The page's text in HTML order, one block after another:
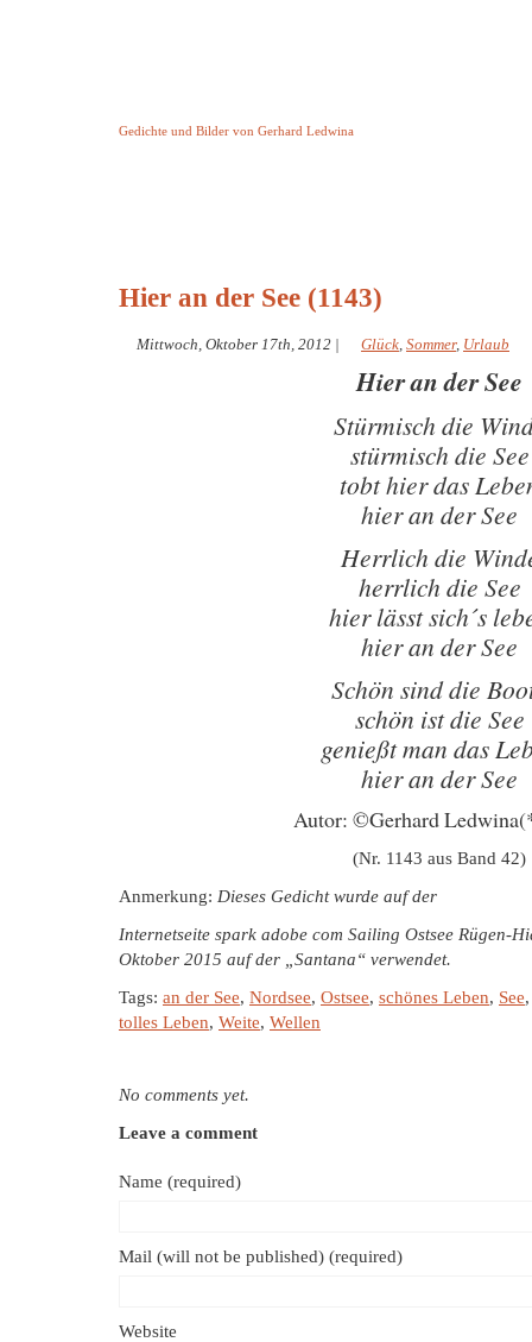
Gedichte und Bilder von Gerhard Ledwina
Hier an der See (1143)
Mittwoch, Oktober 17th, 2012 | Glück, Sommer, Urlaub
Hier an der See
Stürmisch die
stürmisch die See
tobt hier das
hier an der See
Herrlich die
herrlich die See
hier lässt sich´s
hier an der See
Schön sind die
schön ist die See
genießt man das
hier an der See
Autor: ©Gerhard
(Nr. 1143 aus Band 42)
Anmerkung: Dieses Gedicht wurde auf der
Internetseite spark adobe com Sailing Ostsee Rügen-
Oktober 2015 auf der „Santana“ verwendet.
Tags: an der See, Nordsee, Ostsee, schönes Leben, See
tolles Leben, Weite, Wellen
No comments yet.
Leave a comment
Name (required)
Mail (will not be published) (required)
Website